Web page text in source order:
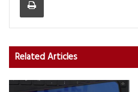
Related Articles